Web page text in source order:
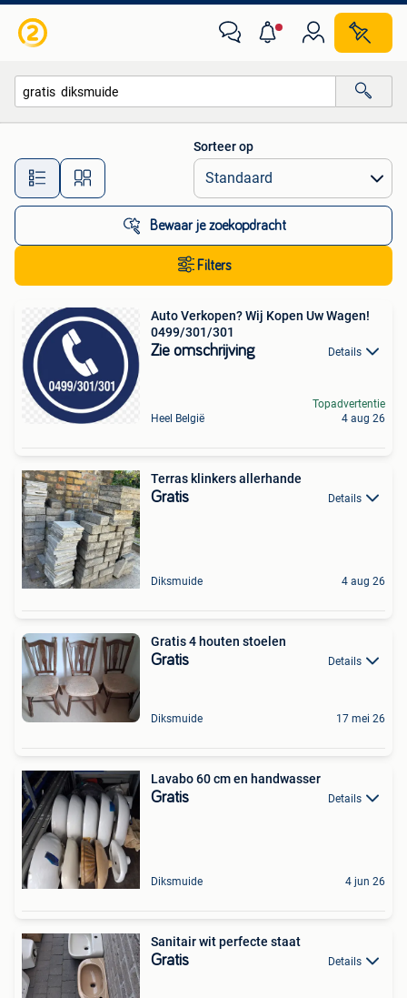
Alle afstanden…
Sorteer op
Bewaar je zoekopdracht
Filters
Auto Verkopen? Wij Kopen Uw Wagen!
0499/301/301
Zie omschrijving Details
Heel België
Topadvertentie
4 aug 26
Terras klinkers allerhande
Gratis Details
Diksmuide 4 aug 26
Gratis 4 houten stoelen
Gratis Details
Diksmuide 17 mei 26
Lavabo 60 cm en handwasser
Gratis Details
Diksmuide 4 jun 26
Sanitair wit perfecte staat
Gratis Details